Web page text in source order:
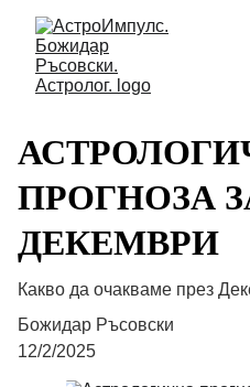
ПРОГНОЗА
ДЕКЕМВРИ
Какво да очакваме през
Божидар Ръсовски
12/2/2025